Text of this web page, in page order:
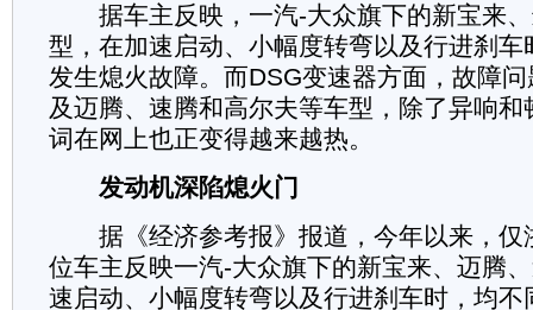
据车主反映，一汽-大众旗下的新宝来、
型，在加速启动、小幅度转弯以及行进刹
发生熄火故障。而DSG变速器方面，故障
及迈腾、速腾和高尔夫等车型，除了异响和
词在网上也正变得越来越热。
发动机深陷熄火门
据《经济参考报》报道，今年以来，仅
位车主反映一汽-大众旗下的新宝来、迈腾
速启动、小幅度转弯以及行进刹车时，均